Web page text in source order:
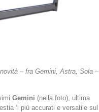
– fra Gemini, Astra, Sola –
Gemini (nella foto), ultima
‘i più accurati e versatile sul